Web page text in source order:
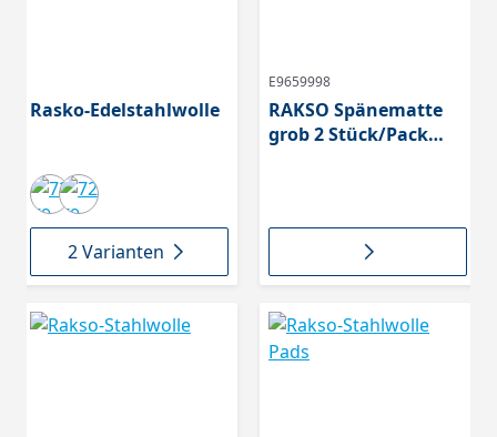
Rasko-Edelstahlwolle
2 Varianten
E9659998
RAKSO Spänematte
grob 2 Stück/Pack